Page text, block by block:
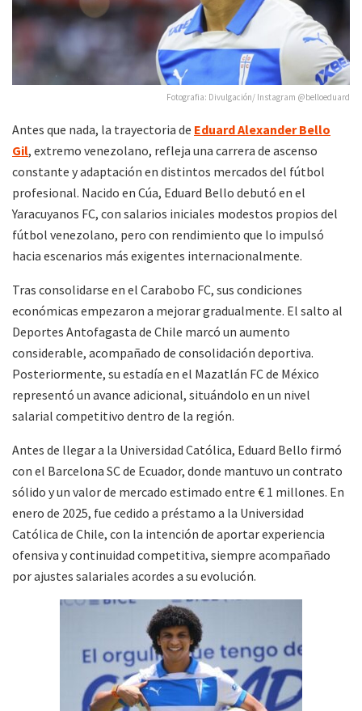
Fotografia: Divulgación/ Instagram @belloeduard
Antes que nada, la trayectoria de Eduard Alexander Bello
Gil, extremo venezolano, refleja una carrera de ascenso
constante y adaptación en distintos mercados del fútbol
profesional. Nacido en Cúa, Eduard Bello debutó en el
Yaracuyanos FC, con salarios iniciales modestos propios del
fútbol venezolano, pero con rendimiento que lo impulsó
hacia escenarios más exigentes internacionalmente.
Tras consolidarse en el Carabobo FC, sus condiciones
económicas empezaron a mejorar gradualmente. El salto al
Deportes Antofagasta de Chile marcó un aumento
considerable, acompañado de consolidación deportiva.
Posteriormente, su estadía en el Mazatlán FC de México
representó un avance adicional, situándolo en un nivel
salarial competitivo dentro de la región.
Antes de llegar a la Universidad Católica, Eduard Bello firmó
con el Barcelona SC de Ecuador, donde mantuvo un contrato
sólido y un valor de mercado estimado entre € 1 millones. En
enero de 2025, fue cedido a préstamo a la Universidad
Católica de Chile, con la intención de aportar experiencia
ofensiva y continuidad competitiva, siempre acompañado
por ajustes salariales acordes a su evolución.